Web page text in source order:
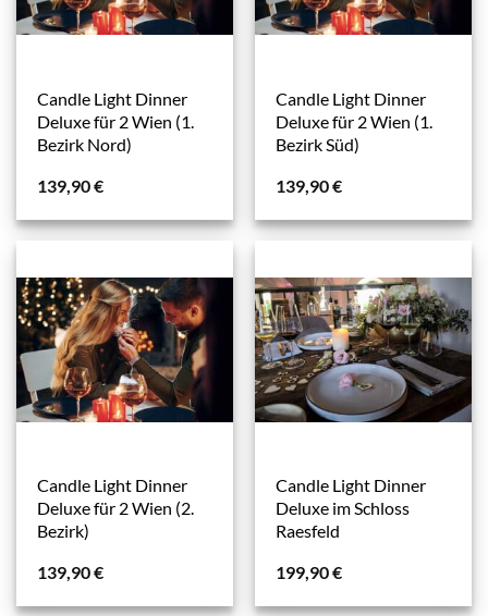
Candle Light Dinner
Deluxe für 2 Wien (1.
Bezirk Nord)
139,90€
Candle Light Dinner
Deluxe für 2 Wien (1.
Bezirk Süd)
139,90€
Candle Light Dinner
Deluxe für 2 Wien (2.
Bezirk)
139,90€
Candle Light Dinner
Deluxe im Schloss
Raesfeld
199,90€